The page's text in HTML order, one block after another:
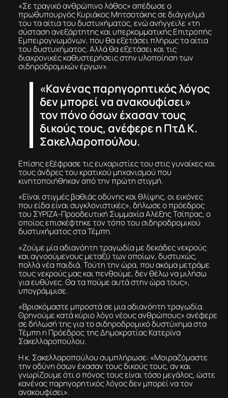
«Σε τραγικό ανθρώπινο λάθος» απέδωσε ο
πρωθυπουργός Κυριάκος Μητσοτάκης σε διάγγελμά
του τα αίτια του δυστυχήματος, ενώ ανήγγειλε «τη
σύσταση ανεξάρτητης και υπερκομματικής Επιτροπής
Εμπειρογνωμόνων, που θα εξετάσει πλήρως τα αίτια
του δυστυχήματος. Αλλά θα εξετάσει και τις
διαχρονικές καθυστερήσεις στην υλοποίηση των
σιδηροδρομικών έργων».
«Κανένας παρηγορητικός λόγος
δεν μπορεί να ανακουφίσει»
τον πόνο όσων έχασαν τους
δικούς τους, ανέφερε η ΠτΔ Κ.
Σακελλαροπούλου.
Επίσης εξέφρασε τις ευχαριστίες του στις γυναίκες και
τους άνδρες του κρατικού μηχανισμού που
κινητοποιήθηκαν από την πρώτη στιγμή.
«Είναι στιγμές βαθιάς οδύνης και θλίψης, οι εικόνες
που είδα είναι συγκλονιστικές», δήλωσε ο πρόεδρος
του ΣΥΡΙΖΑ-Προοδευτική Συμμαχία Αλέξης Τσίπρας, ο
οποίος επισκέφτηκε τον τόπο του σιδηροδρομικού
δυστυχήματος στα Τέμπη.
«Ζούμε μία αδιανόητη τραγωδία με δεκάδες νεκρούς
και αγνοούμενους μεταξύ των οποίων, δυστυχώς,
πολλά νέα παιδιά. Τούτη την ώρα, που ακόμα μετράμε
τους νεκρούς μας και πενθούμε, δεν θέλω να μιλήσω
για ευθύνες. Θα τα πούμε αυτά στην ώρα τους»,
υπογράμμισε.
«Βρισκόμαστε μπροστά σε μια αδιανόητη τραγωδία.
Θρηνούμε κατά κύριο λόγο νέους ανθρώπους» ανέφερε
σε δήλωσή της για το σιδηροδρομικό δυστύχημα στα
Τέμπη η Πρόεδρος της Δημοκρατίας Κατερίνα
Σακελλαροπούλου.
Η κ. Σακελλαροπούλου συμπλήρωσε: «Μοιραζόμαστε
την οδύνη όσων έχασαν τους δικούς τους, αν και
γνωρίζουμε ότι ο πόνος τους είναι τόσο μεγάλος, ώστε
κανένας παρηγορητικός λόγος δεν μπορεί να τον
ανακουφίσει».